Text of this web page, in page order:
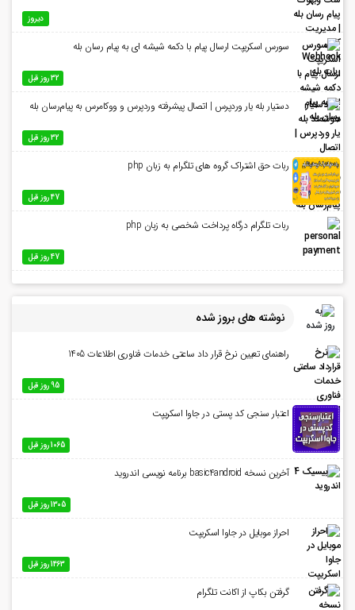
دیروز
سورس اسکریپت ارسال پیام با دکمه شیشه ای به پیام رسان بله
32 روز قبل
دستیار بله یار وردپرس | اتصال پیشرفته وردپرس و ووکامرس به پیام‌رسان بله
32 روز قبل
ربات حق اشتراک گروه های تلگرام به زبان php
47 روز قبل
ربات تلگرام درگاه پرداخت شخصی به زبان php
47 روز قبل
نوشته های بروز شده
راهنمای تعیین نرخ قرار داد ساعتی خدمات فناوری اطلاعات 1405
95 روز قبل
اعتبار سنجی کد پستی در جاوا اسکریپت
1065 روز قبل
آخرین نسخه basic4android برنامه نویسی اندروید
1305 روز قبل
احراز موبایل در جاوا اسکریپت
1463 روز قبل
گرفتن بکاپ از اکانت تلگرام